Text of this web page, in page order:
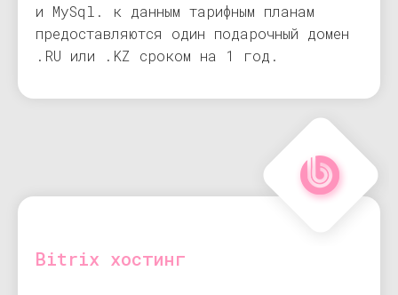
и MySql. к данным тарифным планам
предоставляются один подарочный домен
.RU или .KZ сроком на 1 год.
Bitrix хостинг